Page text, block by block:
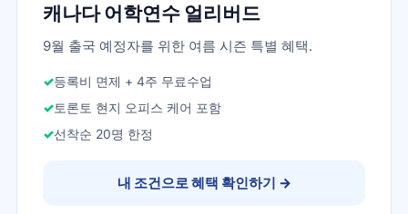
캐나다 어학연수 얼리버드
9월 출국 예정자를 위한 여름 시즌 특별 혜택.
등록비 면제 + 4주 무료수업
토론토 현지 오피스 케어 포함
선착순 20명 한정
내 조건으로 혜택 확인하기 →